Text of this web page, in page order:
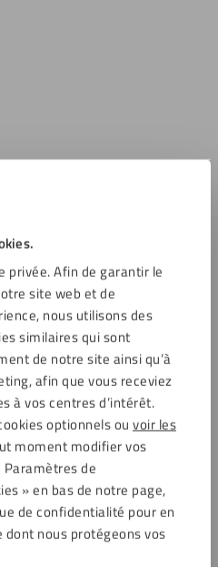
privée. Afin de garantir le
site web et de
nous utilisons des
similaires qui sont
de notre site ainsi qu’à
afin que vous receviez
à vos centres d’intérêt.
optionnels ou voir les
moment modifier vos
Paramètres de
» en bas de notre page,
de confidentialité pour en
nous protégeons vos